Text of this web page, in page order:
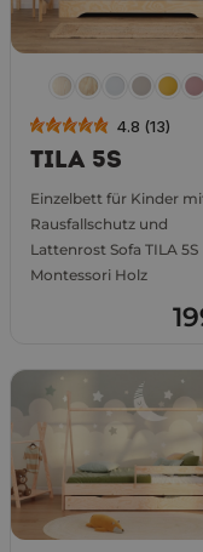
4.8 (13)
TILA 5S
Einzelbett für Kinder
Rausfallschutz und
Lattenrost Sofa TILA 5S
Montessori Holz